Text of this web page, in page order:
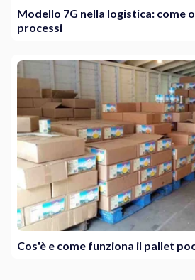
Modello 7G nella logistica: come
processi
Cos'è e come funziona il pallet